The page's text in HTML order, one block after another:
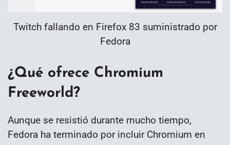
Twitch fallando en Firefox 83 suministrado por
Fedora
¿Qué ofrece Chromium
Freeworld?
Aunque se resistió durante mucho tiempo,
Fedora ha terminado por incluir Chromium en